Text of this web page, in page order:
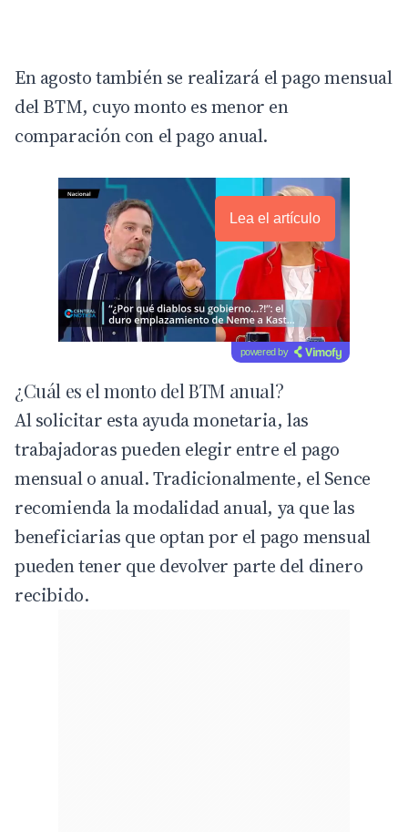
En agosto también se realizará el pago mensual
del BTM, cuyo monto es menor en
comparación con el pago anual.
Lea el artículo
powered by
¿Cuál es el monto del BTM anual?
Al solicitar esta ayuda monetaria, las
trabajadoras pueden elegir entre el pago
mensual o anual. Tradicionalmente, el Sence
recomienda la modalidad anual, ya que las
beneficiarias que optan por el pago mensual
pueden tener que devolver parte del dinero
recibido.